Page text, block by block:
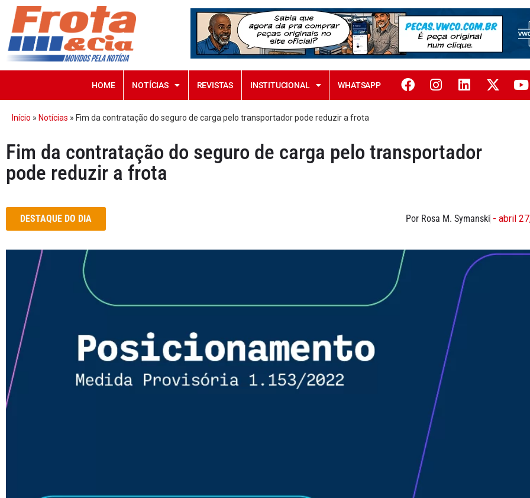
HOME NOTÍCIAS REVISTAS INSTITUCIONAL WHATSAPP
Início » Notícias » Fim da contratação do seguro de carga pelo transportador pode reduzir a frota
Fim da contratação do seguro de carga pelo transportador
pode reduzir a frota
DESTAQUE DO DIA Por Rosa M. Symanski - abril